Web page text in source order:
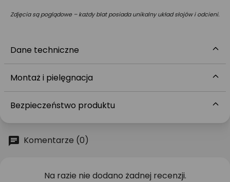
Zdjęcia są poglądowe – każdy blat posiada unikalny układ słojów i odcieni.
Dane techniczne
Montaż i pielęgnacja
Bezpieczeństwo produktu
Komentarze (0)
Na razie nie dodano żadnej recenzji.